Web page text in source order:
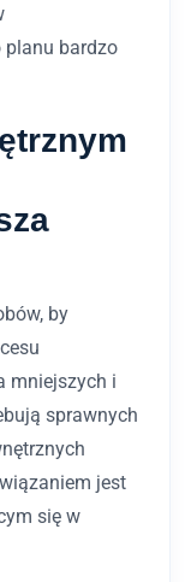
planu bardzo
by
mniejszych i
sprawnych
jest
się w